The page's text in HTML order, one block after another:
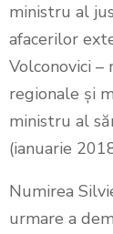
ministru al
afacerilor
Volconovici
regionale și
ministru al
(ianuarie
Numirea
urmare a